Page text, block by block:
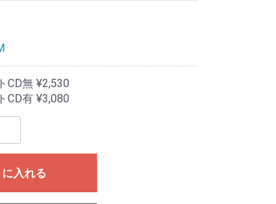
CD無 ¥2,530
CD有 ¥3,080
入れる